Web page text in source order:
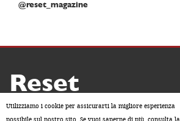
@reset_magazine
Reset
Utilizziamo i cookie per assicurarti la migliore esperienza
possibile sul nostro sito. Se vuoi saperne di più, consulta la